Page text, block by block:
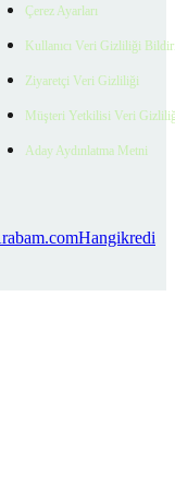
Çerez Ayarları
Kullanıcı Veri Gizliliği
Ziyaretçi Veri Gizliliği
Müşteri Yetkilisi Veri
Aday Aydınlatma Metni
Hangikredi